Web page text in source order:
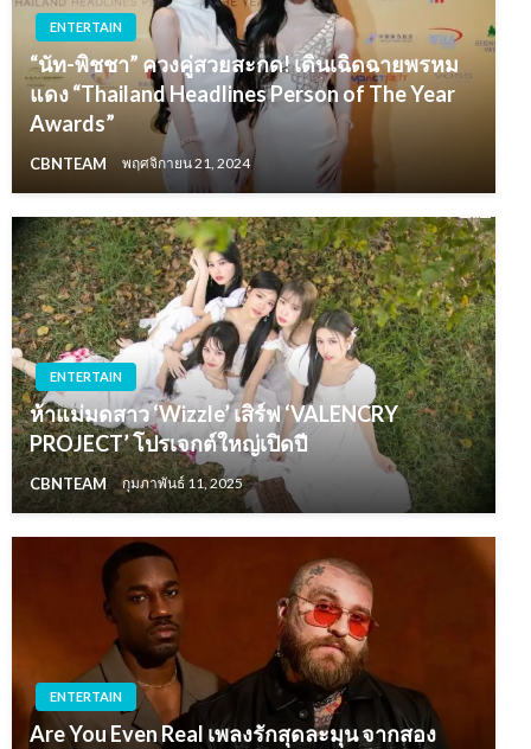
ENTERTAIN
“นัท-พิชชา” ควงคู่สวยสะกด! เดินเฉิดฉายพรหม
แดง “Thailand Headlines Person of The Year
Awards”
CBNTEAM พฤศจิกายน 21, 2024
ENTERTAIN
ห้าแม่มดสาว ‘Wizzle’ เสิร์ฟ ‘VALENCRY
PROJECT’ โปรเจกต์ใหญ่เปิดปี
CBNTEAM กุมภาพันธ์ 11, 2025
ENTERTAIN
Are You Even Real เพลงรักสุดละมุน จากสอง